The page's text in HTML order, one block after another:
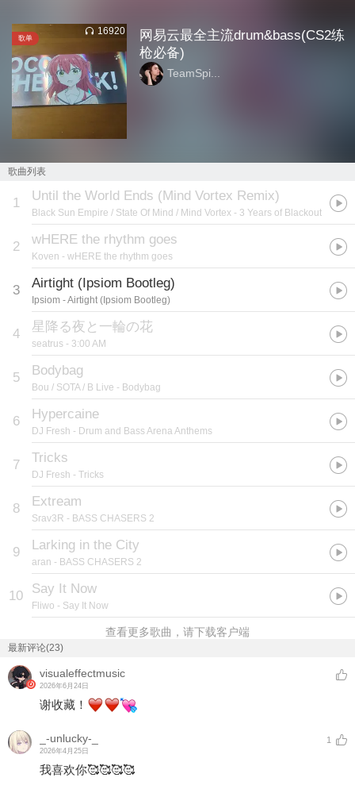
歌单
16920
网易云最全主流drum&bass(CS2练
枪必备)
TeamSpi...
歌曲列表
1 Until the World Ends (Mind Vortex Remix)
Black Sun Empire / State Of Mind / Mind Vortex - 3 Years of Blackout
2 wHERE the rhythm goes
Koven - wHERE the rhythm goes
3 Airtight (Ipsiom Bootleg)
Ipsiom - Airtight (Ipsiom Bootleg)
4 星降る夜と一輪の花
seatrus - 3:00 AM
5 Bodybag
Bou / SOTA / B Live - Bodybag
6 Hypercaine
DJ Fresh - Drum and Bass Arena Anthems
7 Tricks
DJ Fresh - Tricks
8 Extream
Srav3R - BASS CHASERS 2
9 Larking in the City
aran - BASS CHASERS 2
10 Say It Now
Fliwo - Say It Now
查看更多歌曲，请下载客户端
最新评论(23)
visualeffectmusic
2026年6月24日
谢收藏！
_-unlucky-_
2026年4月25日
1
我喜欢你🥰🥰🥰🥰